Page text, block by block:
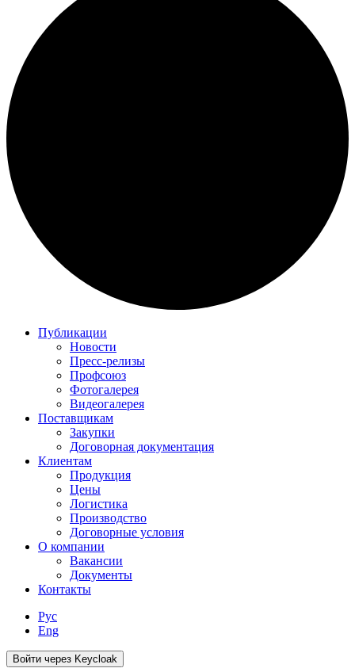
Публикации
Новости
Пресс-релизы
Профсоюз
Фотогалерея
Видеогалерея
Поставщикам
Закупки
Договорная документация
Клиентам
Продукция
Цены
Логистика
Производство
Договорные условия
О компании
Вакансии
Документы
Контакты
Рус
Eng
Войти через Keycloak